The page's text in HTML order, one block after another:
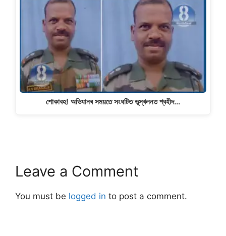
শোকাবহ! অভিযানৰ সময়তে সংঘটিত ভূস্খলনত শ্বহীদ…
Leave a Comment
You must be logged in to post a comment.